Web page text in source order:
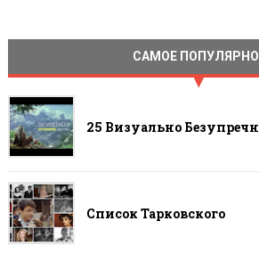
САМОЕ
25 Визуально
Список Тарковского